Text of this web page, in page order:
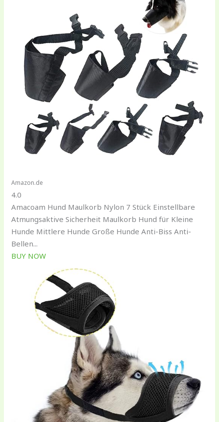
Amazon.de
4.0
Amacoam Hund Maulkorb Nylon 7 Stück Einstellbare
Atmungsaktive Sicherheit Maulkorb Hund für Kleine
Hunde Mittlere Hunde Große Hunde Anti-Biss Anti-
Bellen...
BUY NOW